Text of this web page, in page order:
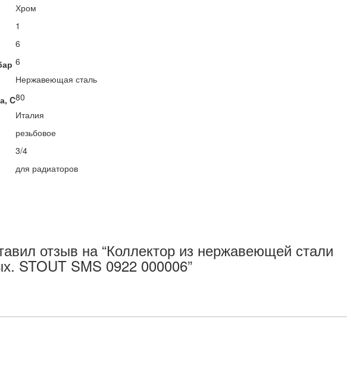
Хром
1
6
6
Нержавеющая сталь
C80
Италия
резьбовое
3/4
для радиаторов
отзыв на “Коллектор из нержавеющей стали
STOUT SMS 0922 000006”